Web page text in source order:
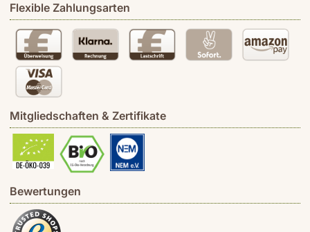
Flexible Zahlungsarten
Mitgliedschaften & Zertifikate
Bewertungen